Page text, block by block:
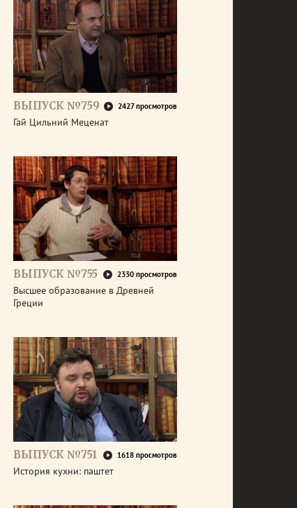
ВЫПУСК №759 2427 просмотров
Гай Цильний Меценат
ВЫПУСК №755 2330 просмотров
Высшее образование в Древней
Греции
ВЫПУСК №751 1618 просмотров
История кухни: паштет